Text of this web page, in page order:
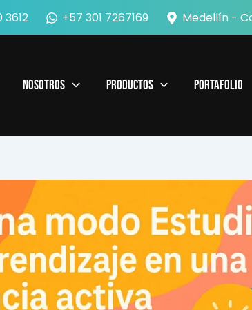
+57 301 7267169 Medellín -
Nosotros Productos Portafolio